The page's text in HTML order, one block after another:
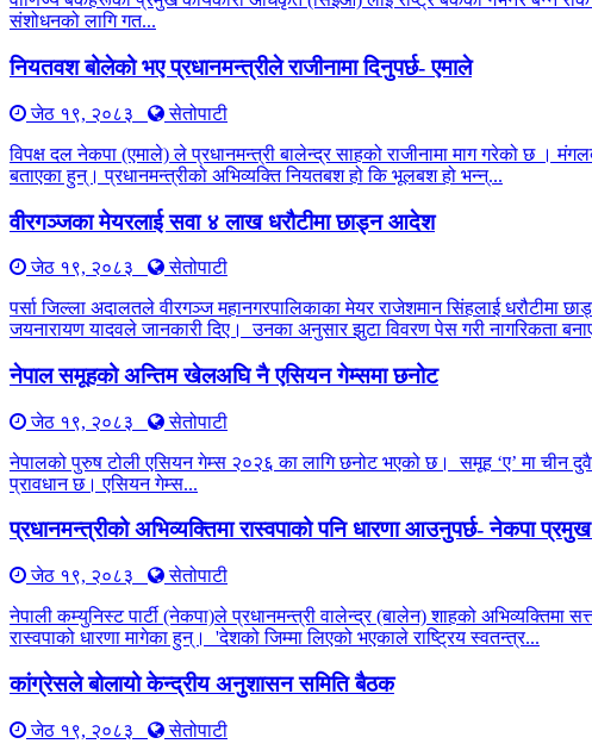
संशोधनको लागि गत...
नियतवश बोलेको भए प्रधानमन्त्रीले राजीनामा दिनुपर्छ- एमाले
जेठ १९, २०८३
सेतोपाटी
विपक्ष दल नेकपा (एमाले) ले प्रधानमन्त्री बालेन्द्र साहको राजीनामा माग गरेको छ ।
बताएका हुन्। प्रधानमन्त्रीको अभिव्यक्ति नियतबश हो कि भूलबश हो भन्न्...
वीरगञ्जका मेयरलाई सवा ४ लाख धरौटीमा छाड्न आदेश
जेठ १९, २०८३
सेतोपाटी
पर्सा जिल्ला अदालतले वीरगञ्ज महानगरपालिकाका मेयर राजेशमान सिंहलाई धरौटीमा
जयनारायण यादवले जानकारी दिए। उनका अनुसार झुटा विवरण पेस गरी नागरिकता
नेपाल समूहको अन्तिम खेलअघि नै एसियन गेम्समा छनोट
जेठ १९, २०८३
सेतोपाटी
नेपालको पुरुष टोली एसियन गेम्स २०२६ का लागि छनोट भएको छ। समूह ‘ए’ मा चीन
प्रावधान छ। एसियन गेम्स...
प्रधानमन्त्रीको अभिव्यक्तिमा रास्वपाको पनि धारणा आउनुपर्छ- नेकपा
जेठ १९, २०८३
सेतोपाटी
नेपाली कम्युनिस्ट पार्टी (नेकपा)ले प्रधानमन्त्री वालेन्द्र (बालेन) शाहको
रास्वपाको धारणा मागेका हुन्। 'देशको जिम्मा लिएको भएकाले राष्ट्रिय स्वतन्त्र...
कांग्रेसले बोलायो केन्द्रीय अनुशासन समिति बैठक
जेठ १९, २०८३ सेतोपाटी